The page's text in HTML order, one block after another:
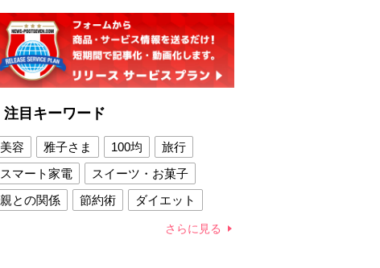
注目キーワード
美容 雅子さま 100均
旅行
スマート家電
スイーツ・お菓子
親との関係
節約術
ダイエット
さらに見る